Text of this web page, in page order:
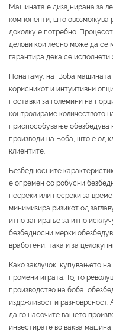
Машината е дизајнирана за
компоненти, што овозможува
доколку е потребно.
делови кои лесно може да се
гарантира дека се исполнети
Понатаму, на Boba машината
корисникот и интуитивни
поставки за големини на
контролираме количеството
приспособување обезбедува
производи на Боба, што е од
клиентите.
Безбедносните
е опремен со робусни
несреќи или несреќи за
минимизира ризикот од
итно запирање за итно
безбедносни мерки
вработени, така и за
Како заклучок, купувањето
промени играта. Тој го
производство на боба,
издржливост и разноврсност.
да го насочите вашето
инвестирате во ваква